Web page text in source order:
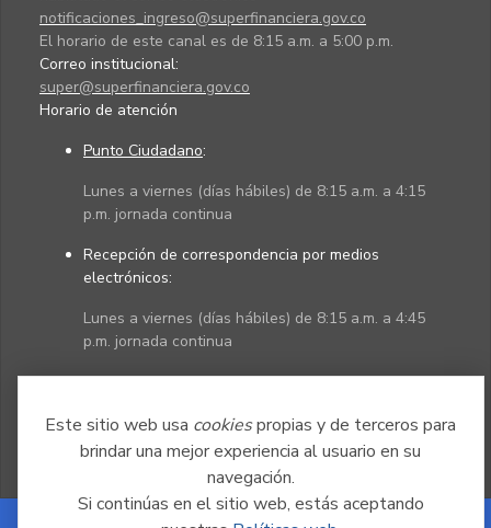
Este sitio web usa cookiespropias y de terceros para
brindar una mejor experiencia al usuario en su
navegación.
Si continúas en el sitio web, estás aceptando
notificaciones_ingreso@superfinanciera.gov.co
El horario de este canal es de 8:15 a.m. a 5:00 p.m.
Correo institucional:
super@superfinanciera.gov.co
Horario de atención
Punto Ciudadano:
Lunes a viernes (días hábiles) de 8:15 a.m. a 4:15
p.m. jornada continua
Recepción de correspondencia por medios
electrónicos:
Lunes a viernes (días hábiles) de 8:15 a.m. a 4:45
p.m. jornada continua